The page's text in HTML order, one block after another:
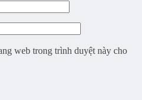
web trong trình duyệt này cho